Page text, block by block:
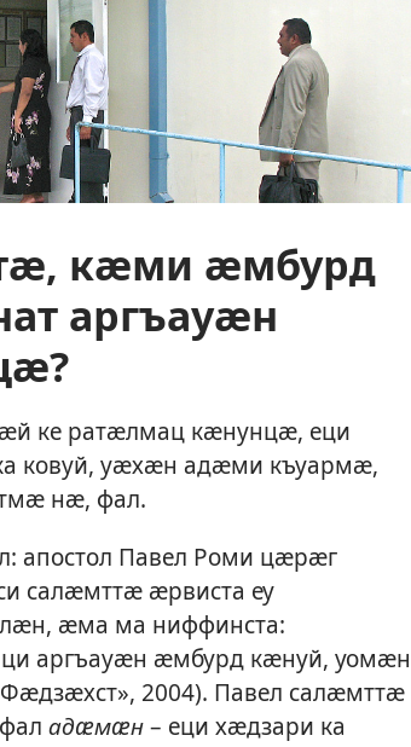
кӕми ӕмбурд
аргъауӕн
ке ратӕлмац кӕнунцӕ, еци
ковуй, уӕхӕн адӕми къуармӕ,
нӕ, фал.
апостол Павел Роми цӕрӕг
салӕмттӕ ӕрвиста еу
ӕма ма ниффинста:
аргъауӕн ӕмбурд кӕнуй, уомӕн
2004). Павел салӕмттӕ
адӕмӕн– еци хӕдзари ка